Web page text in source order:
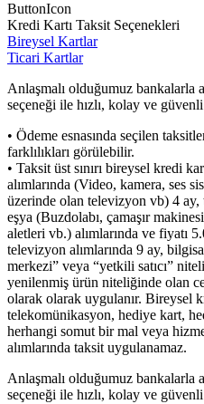
ButtonIcon
Kredi Kartı Taksit Seçenekleri
Bireysel Kartlar
Ticari Kartlar
Anlaşmalı olduğumuz bankalarla
seçeneği ile hızlı, kolay ve
• Ödeme esnasında seçilen
farklılıkları görülebilir.
• Taksit üst sınırı bireysel kredi
alımlarında (Video, kamera, ses
üzerinde olan televizyon vb) 4 ay,
eşya (Buzdolabı, çamaşır
aletleri vb.) alımlarında ve fiyatı
televizyon alımlarında 9 ay,
merkezi” veya “yetkili satıcı”
yenilenmiş ürün niteliğinde olan
olarak olarak uygulanır. Bireysel
telekomünikasyon, hediye kart,
herhangi somut bir mal veya
alımlarında taksit uygulanamaz.
Anlaşmalı olduğumuz bankalarla
seçeneği ile hızlı, kolay ve